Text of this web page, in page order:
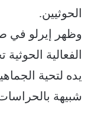
الحوثيين.
وظهر إيرلو في
الفعالية
يده لتحية
شبيهة